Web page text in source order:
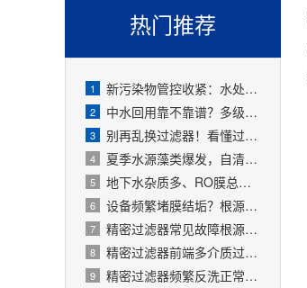
热门推荐
1 新污染物管控收紧：水处理精密过滤器可截留微塑料、微量有害物质
2 中水回用靠不靠谱？多级过滤器层层过滤，出水达标可循环
3 别再乱换过滤器！看懂过滤精度，水处理过滤器少花冤枉钱
4 夏季水源藻类爆发，自清洗过滤器搞定原水预处理难题
5 地下水杂质多、RO膜总报废！一支滤芯过滤器就能大幅延寿
6 设备频繁堵膜结垢？根源就是前置水处理过滤器没配对
7 精密过滤器常见故障根源有哪些？
8 精密过滤器前端多介质过滤失效会怎样？
9 精密过滤器频繁反洗正常吗？